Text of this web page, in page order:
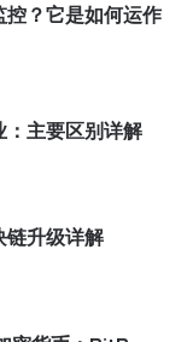
？它是如何运作
：主要区别详解
链升级详解